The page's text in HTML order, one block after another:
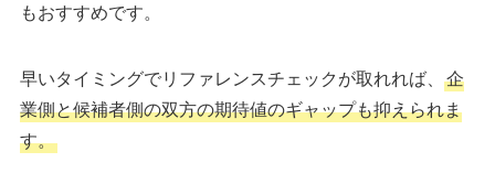
もおすすめです。
早いタイミングでリファレンスチェックが取れれば、 企
業側と候補者側の双方の期待値のギャップも抑えられま
す。